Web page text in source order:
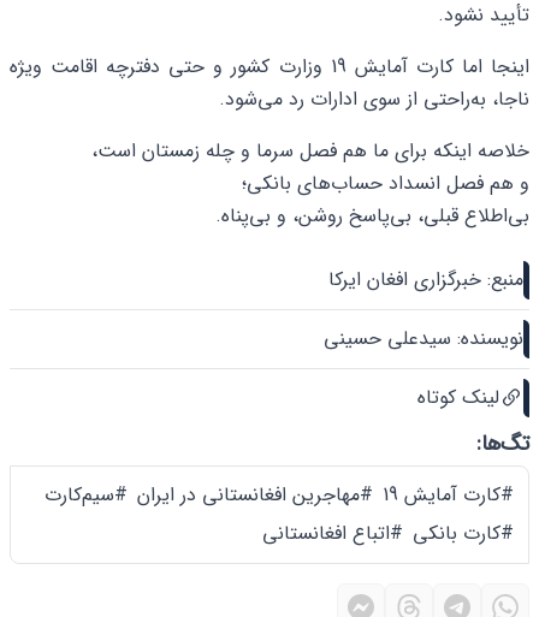
تأیید نشود.
اینجا اما کارت آمایش 19 وزارت کشور و حتی دفترچه اقامت ویژه
ناجا، به‌راحتی از سوی ادارات رد می‌شود.
خلاصه اینکه برای ما هم فصل سرما و چله زمستان است،
و هم فصل انسداد حساب‌های بانکی؛
بی‌اطلاع قبلی، بی‌پاسخ روشن، و بی‌پناه.
منبع: خبرگزاری افغان ایرکا
نویسنده: سیدعلی حسینی
لینک کوتاه
تگ‌ها:
#کارت آمایش 19 #مهاجرین افغانستانی در ایران #سیم‌کارت
#کارت بانکی #اتباع افغانستانی